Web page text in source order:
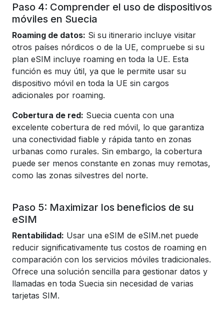
Paso 4: Comprender el uso de dispositivos
móviles en Suecia
Roaming de datos: Si su itinerario incluye visitar
otros países nórdicos o de la UE, compruebe si su
plan eSIM incluye roaming en toda la UE. Esta
función es muy útil, ya que le permite usar su
dispositivo móvil en toda la UE sin cargos
adicionales por roaming.
Cobertura de red: Suecia cuenta con una
excelente cobertura de red móvil, lo que garantiza
una conectividad fiable y rápida tanto en zonas
urbanas como rurales. Sin embargo, la cobertura
puede ser menos constante en zonas muy remotas,
como las zonas silvestres del norte.
Paso 5: Maximizar los beneficios de su
eSIM
Rentabilidad: Usar una eSIM de eSIM.net puede
reducir significativamente tus costos de roaming en
comparación con los servicios móviles tradicionales.
Ofrece una solución sencilla para gestionar datos y
llamadas en toda Suecia sin necesidad de varias
tarjetas SIM.